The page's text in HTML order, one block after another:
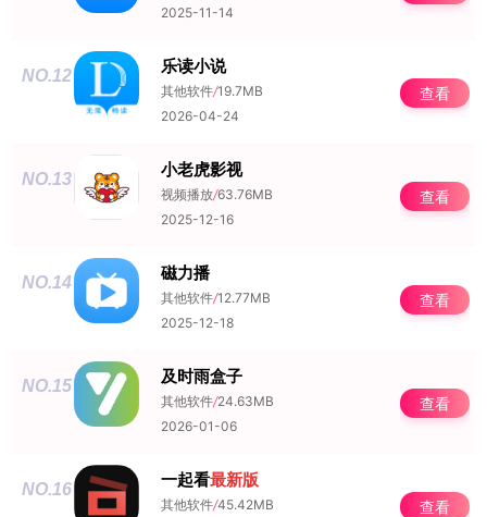
2025-11-14
NO.12 乐读小说
其他软件/19.7MB
2026-04-24
查看
NO.13 小老虎影视
视频播放/63.76MB
2025-12-16
查看
NO.14 磁力播
其他软件/12.77MB
2025-12-18
查看
NO.15 及时雨盒子
其他软件/24.63MB
2026-01-06
查看
NO.16 一起看最新版
其他软件/45.42MB
查看